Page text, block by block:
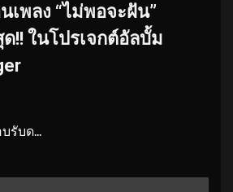
เพลง “ไม่พอจะฝัน”
ด!! ในโปรเจกต์อัลบั้ม
รับด...